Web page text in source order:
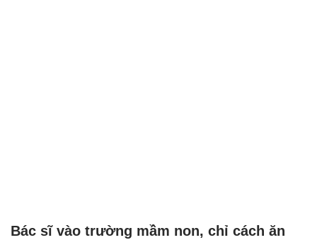
Bác sĩ vào trường mầm non, chỉ cách ăn